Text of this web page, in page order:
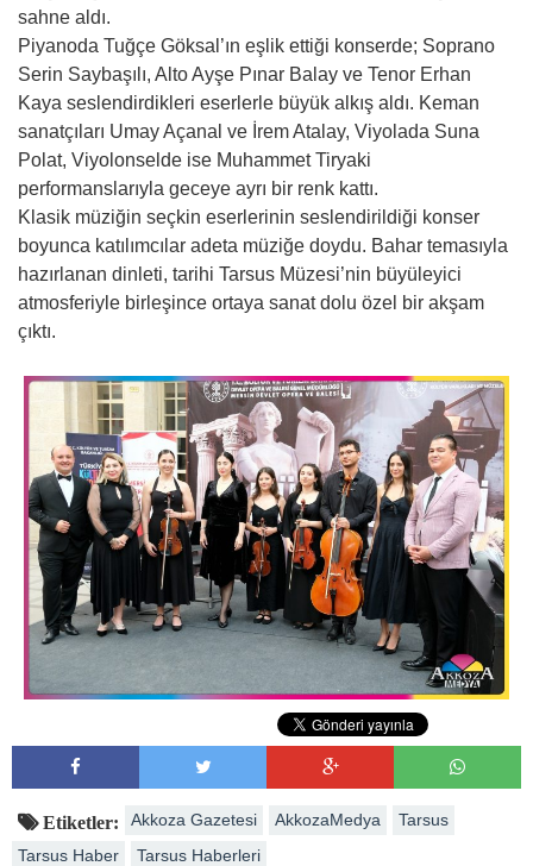
sahne aldı.
Piyanoda Tuğçe Göksal’ın eşlik ettiği konserde; Soprano
Serin Saybaşılı, Alto Ayşe Pınar Balay ve Tenor Erhan
Kaya seslendirdikleri eserlerle büyük alkış aldı. Keman
sanatçıları Umay Açanal ve İrem Atalay, Viyolada Suna
Polat, Viyolonselde ise Muhammet Tiryaki
performanslarıyla geceye ayrı bir renk kattı.
Klasik müziğin seçkin eserlerinin seslendirildiği konser
boyunca katılımcılar adeta müziğe doydu. Bahar temasıyla
hazırlanan dinleti, tarihi Tarsus Müzesi’nin büyüleyici
atmosferiyle birleşince ortaya sanat dolu özel bir akşam
çıktı.
Etiketler: Akkoza Gazetesi AkkozaMedya
Tarsus
Tarsus Haber
Tarsus Haberleri